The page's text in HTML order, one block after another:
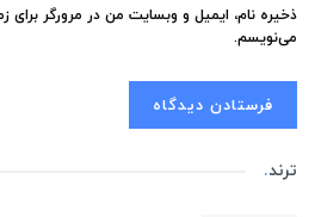
ذخیره نام، ایمیل و وبسایت من در مرورگر برای
می‌نویسم.
ترند.